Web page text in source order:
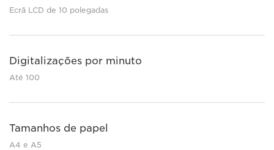
Ecrã LCD de 10 polegadas
Digitalizações por minuto
Até 100
Tamanhos de papel
A4 e A5